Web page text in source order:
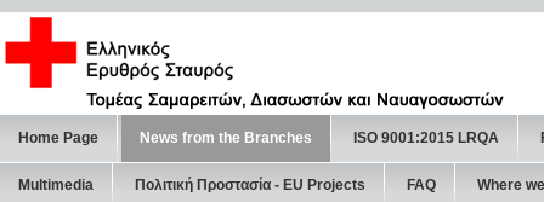
Home Page News from the Branches ISO 9001:2015 LRQA
Multimedia Πολιτική Προστασία - ΕU Projects FAQ Where